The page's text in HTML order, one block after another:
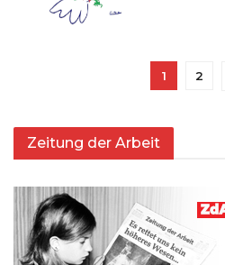
1 2
Zeitung der Arbeit